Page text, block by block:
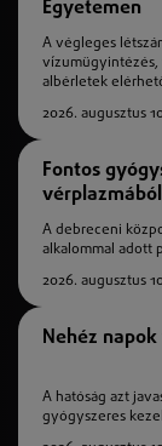
Egyetemen
A végleges
vízumügyintézés,
albérletek
2026. augusztus
Fontos
vérplazmából
A debreceni
alkalommal adott
2026. augusztus
Nehéz
A hatóság azt
gyógyszeres